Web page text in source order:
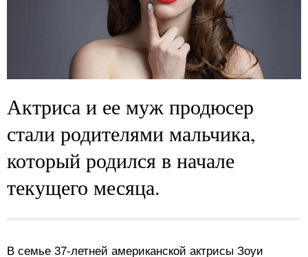
Актриса и ее муж продюсер
стали родителями мальчика,
который родился в начале
текущего месяца.
В семье 37-летней американской актрисы Зоуи